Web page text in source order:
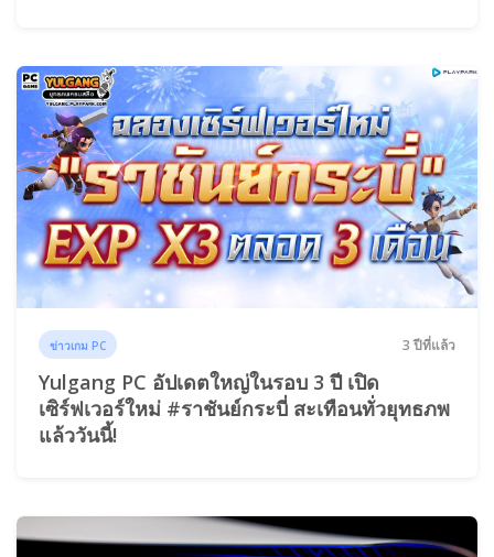
ข่าวเกม PC 3 ปีที่แล้ว
Yulgang PC อัปเดตใหญ่ในรอบ 3 ปี เปิด
เซิร์ฟเวอร์ใหม่ #ราชันย์กระบี่ สะเทือนทั่วยุทธภพ
แล้ววันนี้!